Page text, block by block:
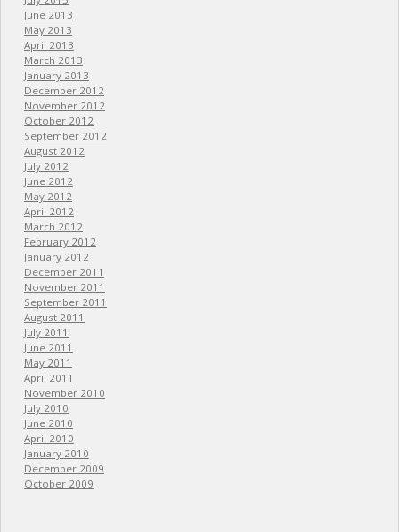
June 2013
May 2013
April 2013
March 2013
January 2013
December 2012
November 2012
October 2012
September 2012
August 2012
July 2012
June 2012
May 2012
April 2012
March 2012
February 2012
January 2012
December 2011
November 2011
September 2011
August 2011
July 2011
June 2011
May 2011
April 2011
November 2010
July 2010
June 2010
April 2010
January 2010
December 2009
October 2009